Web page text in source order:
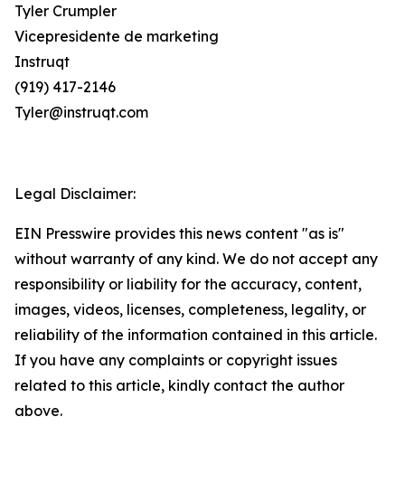
Tyler Crumpler
Vicepresidente de marketing
Instruqt
(919) 417-2146
Tyler@instruqt.com
Legal Disclaimer:
EIN Presswire provides this news content "as is"
without warranty of any kind. We do not accept any
responsibility or liability for the accuracy, content,
images, videos, licenses, completeness, legality, or
reliability of the information contained in this article.
If you have any complaints or copyright issues
related to this article, kindly contact the author
above.